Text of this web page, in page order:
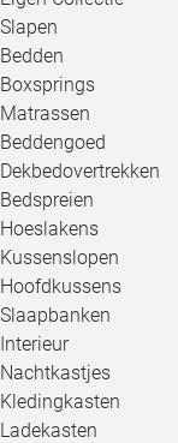
Slapen
Bedden
Boxsprings
Matrassen
Beddengoed
Dekbedovertrekken
Bedspreien
Hoeslakens
Kussenslopen
Hoofdkussens
Slaapbanken
Interieur
Nachtkastjes
Kledingkasten
Ladekasten